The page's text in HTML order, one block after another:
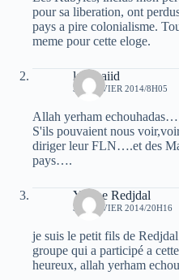
pour sa liberation, ont
pays a pire colonialisme.
meme pour cette eloge.
laid baiid
31 JANVIER 2014/8H05
Allah yerham echouhadas…
S'ils pouvaient nous
diriger leur FLN….et des
pays….
Yacine Redjdal
31 JANVIER 2014/20H16
je suis le petit fils de
groupe qui a participé a
heureux, allah yerham